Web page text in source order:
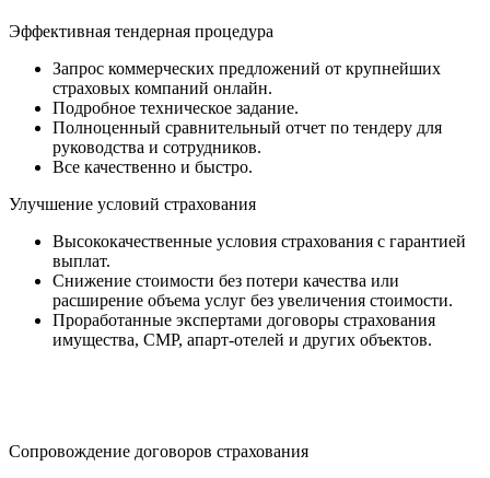
Эффективная тендерная процедура
Запрос коммерческих предложений от крупнейших
страховых компаний онлайн.
Подробное техническое задание.
Полноценный сравнительный отчет по тендеру для
руководства и сотрудников.
Все качественно и быстро.
Улучшение условий страхования
Высококачественные условия страхования с гарантией
выплат.
Снижение стоимости без потери качества или
расширение объема услуг без увеличения стоимости.
Проработанные экспертами договоры страхования
имущества, СМР, апарт-отелей и других объектов.
Сопровождение договоров страхования